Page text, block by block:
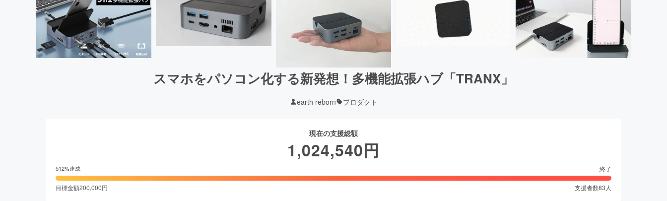
スマホをパソコン化する新発想！多機能拡張ハブ「TRANX」
earth reborn プロダクト
現在の支援総額
1,024,540円
512%達成 終了
目標金額200,000円 支援者数83 人